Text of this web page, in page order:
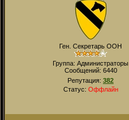
Ген. Секретарь ООН
Группа: Администраторы
Сообщений: 6440
Репутация: 382
Статус: Оффлайн